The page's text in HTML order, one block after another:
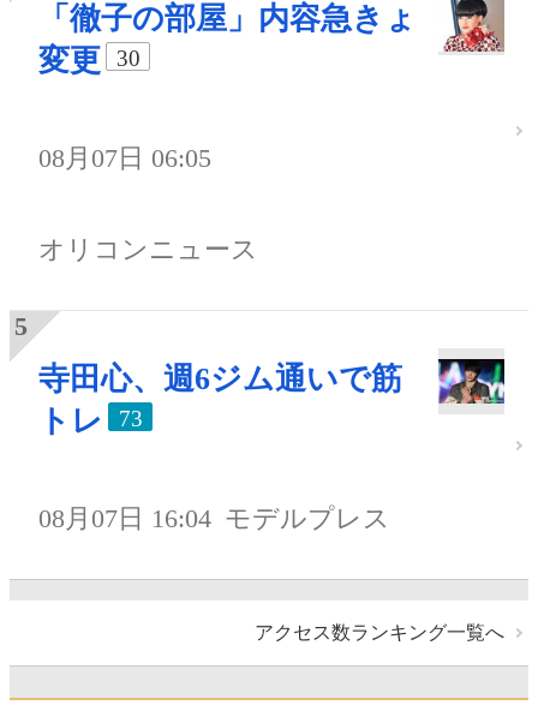
「徹子の部屋」内容急きょ
変更
30
08月07日 06:05
オリコンニュース
寺田心、週6ジム通いで筋
トレ
73
08月07日 16:04 モデルプレス
アクセス数ランキング一覧へ